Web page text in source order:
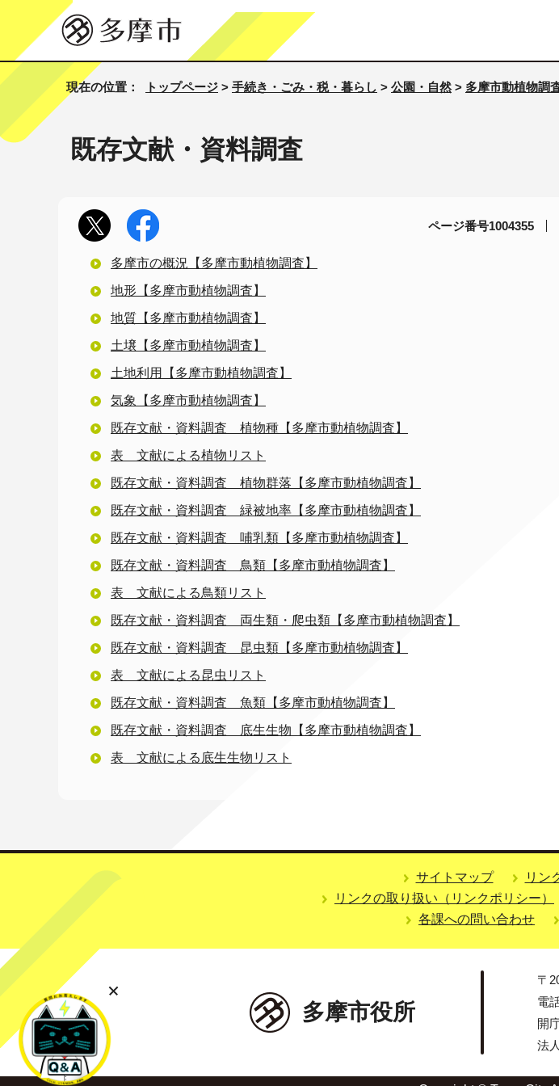
現在の位置： トップページ > 手続き・ごみ・税・暮らし > 公園・自然> 多摩市動植物調
既存文献・資料調査
ページ番号1004355
多摩市の概況【多摩市動植物調査】
地形【多摩市動植物調査】
地質【多摩市動植物調査】
土壌【多摩市動植物調査】
土地利用【多摩市動植物調査】
気象【多摩市動植物調査】
既存文献・資料調査 植物種【多摩市動植物調査】
表 文献による植物リスト
既存文献・資料調査 植物群落【多摩市動植物調査】
既存文献・資料調査 緑被地率【多摩市動植物調査】
既存文献・資料調査 哺乳類【多摩市動植物調査】
既存文献・資料調査 鳥類【多摩市動植物調査】
表 文献による鳥類リスト
既存文献・資料調査 両生類・爬虫類【多摩市動植物調査】
既存文献・資料調査 昆虫類【多摩市動植物調査】
表 文献による昆虫リスト
既存文献・資料調査 魚類【多摩市動植物調査】
既存文献・資料調査 底生生物【多摩市動植物調査】
表 文献による底生生物リスト
サイトマップ リン
リンクの取り扱い（リンクポリシー）
各課への問い合わせ
多摩市役所
〒
電
開
法